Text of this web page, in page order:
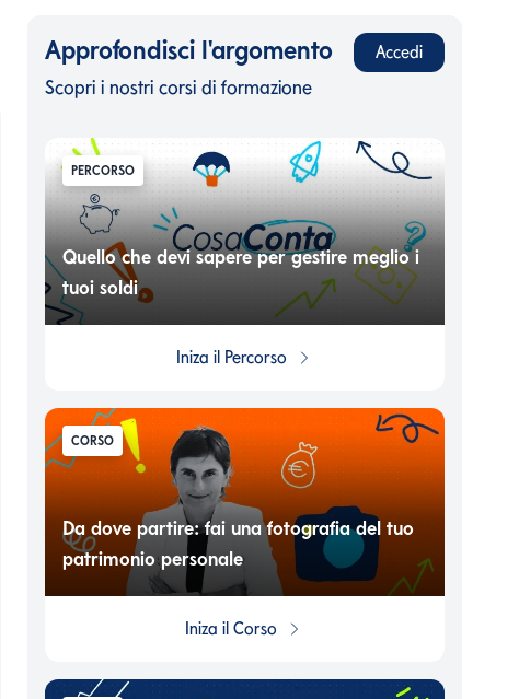
Approfondisci l'argomento
Scopri i nostri corsi di formazione
Accedi
PERCORSO
Quello che devi sapere per gestire meglio i
tuoi soldi
Iniza il Percorso
CORSO
Da dove partire: fai una fotografia del tuo
patrimonio personale
Iniza ilCorso